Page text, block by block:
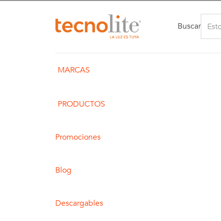
Buscar
MARCAS
PRODUCTOS
Promociones
Blog
Descargables